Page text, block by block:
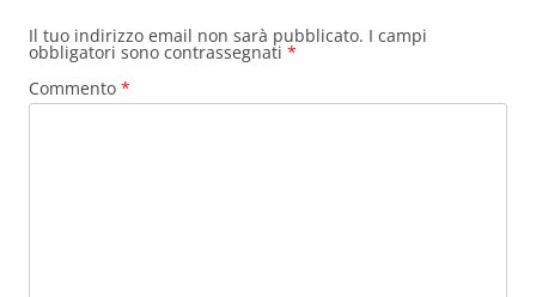
Il tuo indirizzo email non sarà pubblicato. I campi
obbligatori sono contrassegnati *
Commento *